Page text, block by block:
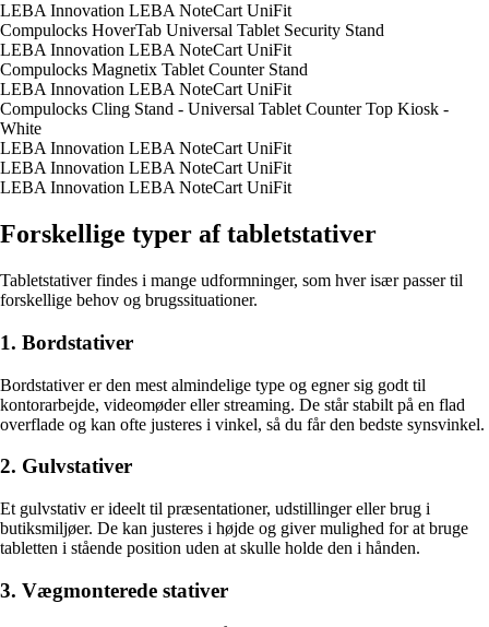
LEBA Innovation LEBA NoteCart UniFit
Compulocks HoverTab Universal Tablet Security Stand
LEBA Innovation LEBA NoteCart UniFit
Compulocks Magnetix Tablet Counter Stand
LEBA Innovation LEBA NoteCart UniFit
Compulocks Cling Stand - Universal Tablet Counter Top Kiosk -
White
LEBA Innovation LEBA NoteCart UniFit
LEBA Innovation LEBA NoteCart UniFit
LEBA Innovation LEBA NoteCart UniFit
Forskellige typer af tabletstativer
Tabletstativer findes i mange udformninger, som hver især passer til
forskellige behov og brugssituationer.
1. Bordstativer
Bordstativer er den mest almindelige type og egner sig godt til
kontorarbejde, videomøder eller streaming. De står stabilt på en flad
overflade og kan ofte justeres i vinkel, så du får den bedste synsvinkel.
2. Gulvstativer
Et gulvstativ er ideelt til præsentationer, udstillinger eller brug i
butiksmiljøer. De kan justeres i højde og giver mulighed for at bruge
tabletten i stående position uden at skulle holde den i hånden.
3. Vægmonterede stativer